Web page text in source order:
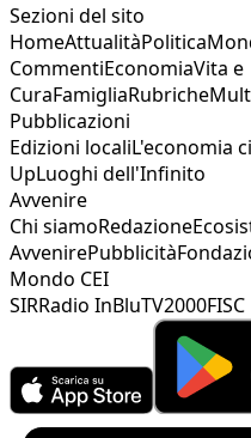
Sezioni del sito
HomeAttualitàPolitica
CommentiEconomiaVita e
CuraFamigliaRubriche
Pubblicazioni
Edizioni localiL'economia
UpLuoghi dell'Infinito
Avvenire
Chi siamoRedazione
AvvenirePubblicità
Mondo CEI
SIRRadio InBluTV2000FISC